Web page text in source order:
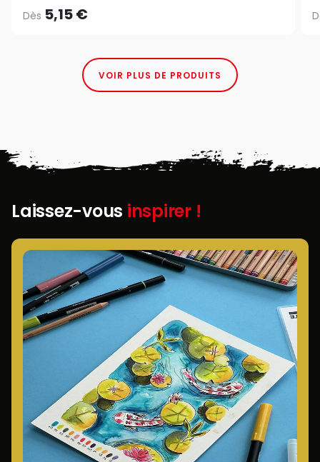
Dès 5,15 €
VOIR PLUS DE PRODUITS
Laissez-vous inspirer !